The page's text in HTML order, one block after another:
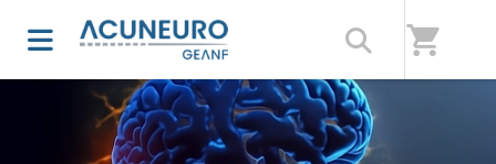
shopping_cart